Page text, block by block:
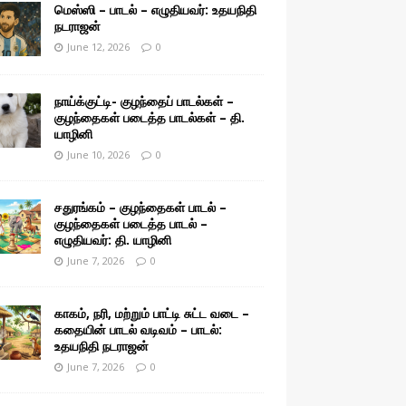
மெஸ்ஸி – பாடல் – எழுதியவர்: உதயநிதி
நடராஜன்
June 12, 2026 0
நாய்க்குட்டி- குழந்தைப் பாடல்கள் –
குழந்தைகள் படைத்த பாடல்கள் – தி.
யாழினி
June 10, 2026 0
சதுரங்கம் – குழந்தைகள் பாடல் –
குழந்தைகள் படைத்த பாடல் –
எழுதியவர்: தி. யாழினி
June 7, 2026 0
காகம், நரி, மற்றும் பாட்டி சுட்ட வடை –
கதையின் பாடல் வடிவம் – பாடல்:
உதயநிதி நடராஜன்
June 7, 2026 0